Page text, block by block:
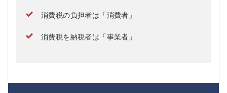
消費税の負担者は「消費者」
消費税を納税者は「事業者」